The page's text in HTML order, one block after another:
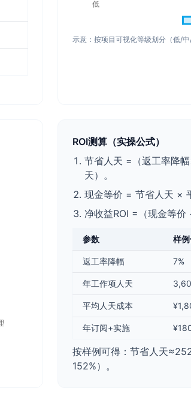
示意：按项目可视化等级划分（低/
ROI测算（实操公式）
节省人天 =（返工率降
天）。
现金等价 = 节省人天 ×
净收益ROI =（现金等价
参数 样
返工率降幅 7%
年工作项人天
平均人天成本
年订阅+实施
按样例可得：节省人天
152%）。